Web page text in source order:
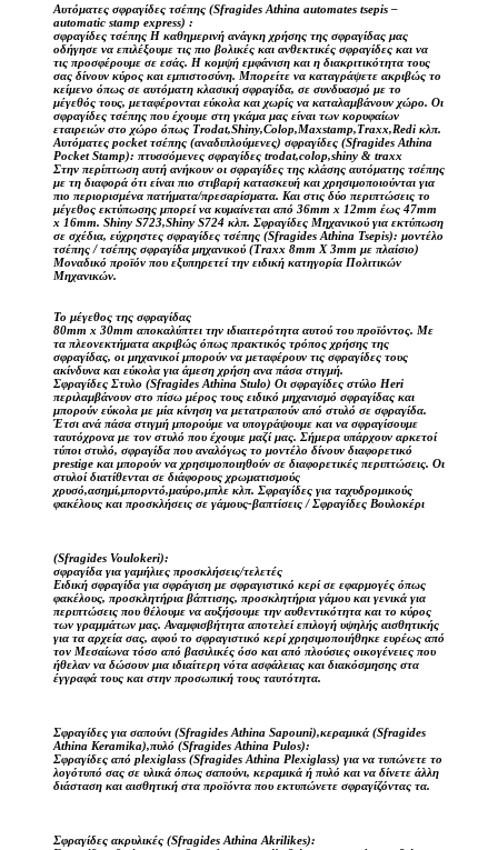
Αυτόματες σφραγίδες τσέπης (Sfragides Athina automates tsepis –
automatic stamp express) :
σφραγίδες τσέπης Η καθημερινή ανάγκη χρήσης της σφραγίδας μας
οδήγησε να επιλέξουμε τις πιο βολικές και ανθεκτικές σφραγίδες και να
τις προσφέρουμε σε εσάς. Η κομψή εμφάνιση και η διακριτικότητα τους
σας δίνουν κύρος και εμπιστοσύνη. Μπορείτε να καταγράψετε ακριβώς το
κείμενο όπως σε αυτόματη κλασική σφραγίδα, σε συνδυασμό με το
μέγεθός τους, μεταφέρονται εύκολα και χωρίς να καταλαμβάνουν χώρο. Οι
σφραγίδες τσέπης που έχουμε στη γκάμα μας είναι των κορυφαίων
εταιρειών στο χώρο όπως Trodat,Shiny,Colop,Maxstamp,Traxx,Redi κλπ.
Αυτόματες pocket τσέπης (αναδιπλούμενες) σφραγίδες (Sfragides Athina
Pocket Stamp): πτυσσόμενες σφραγίδες trodat,colop,shiny & traxx
Στην περίπτωση αυτή ανήκουν οι σφραγίδες της κλάσης αυτόματης τσέπης
με τη διαφορά ότι είναι πιο στιβαρή κατασκευή και χρησιμοποιούνται για
πιο περιορισμένα πατήματα/πρεσαρίσματα. Και στις δύο περιπτώσεις το
μέγεθος εκτύπωσης μπορεί να κυμαίνεται από 36mm x 12mm έως 47mm
x 16mm. Shiny S723,Shiny S724 κλπ. Σφραγίδες Μηχανικού για εκτύπωση
σε σχέδια, εύχρηστες σφραγίδες τσέπης (Sfragides Athina Tsepis): μοντέλο
τσέπης / τσέπης σφραγίδα μηχανικού (Traxx 8mm X 3mm με πλαίσιο)
Μοναδικό προϊόν που εξυπηρετεί την ειδική κατηγορία Πολιτικών
Μηχανικών.
Το μέγεθος της σφραγίδας
80mm x 30mm αποκαλύπτει την ιδιαιτερότητα αυτού του προϊόντος. Με
τα πλεονεκτήματα ακριβώς όπως πρακτικός τρόπος χρήσης της
σφραγίδας, οι μηχανικοί μπορούν να μεταφέρουν τις σφραγίδες τους
ακίνδυνα και εύκολα για άμεση χρήση ανα πάσα στιγμή.
Σφραγίδες Στυλο (Sfragides Athina Stulo) Οι σφραγίδες στύλο Heri
περιλαμβάνουν στο πίσω μέρος τους ειδικό μηχανισμό σφραγίδας και
μπορούν εύκολα με μία κίνηση να μετατραπούν από στυλό σε σφραγίδα.
Έτσι ανά πάσα στιγμή μπορούμε να υπογράψουμε και να σφραγίσουμε
ταυτόχρονα με τον στυλό που έχουμε μαζί μας. Σήμερα υπάρχουν αρκετοί
τύποι στυλό, σφραγίδα που αναλόγως το μοντέλο δίνουν διαφορετικό
prestige και μπορούν να χρησιμοποιηθούν σε διαφορετικές περιπτώσεις. Οι
στυλοί διατίθενται σε διάφορους χρωματισμούς
χρυσό,ασημί,μπορντό,μαύρο,μπλε κλπ. Σφραγίδες για ταχυδρομικούς
φακέλους και προσκλήσεις σε γάμους-βαπτίσεις / Σφραγίδες Βουλοκέρι
(Sfragides Voulokeri):
σφραγίδα για γαμήλιες προσκλήσεις/τελετές
Ειδική σφραγίδα για σφράγιση με σφραγιστικό κερί σε εφαρμογές όπως
φακέλους, προσκλητήρια βάπτισης, προσκλητήρια γάμου και γενικά για
περιπτώσεις που θέλουμε να αυξήσουμε την αυθεντικότητα και το κύρος
των γραμμάτων μας. Αναμφισβήτητα αποτελεί επιλογή υψηλής αισθητικής
για τα αρχεία σας, αφού το σφραγιστικό κερί χρησιμοποιήθηκε ευρέως από
τον Μεσαίωνα τόσο από βασιλικές όσο και από πλούσιες οικογένειες που
ήθελαν να δώσουν μια ιδιαίτερη νότα ασφάλειας και διακόσμησης στα
έγγραφά τους και στην προσωπική τους ταυτότητα.
Σφραγίδες για σαπούνι (Sfragides Athina Sapouni),κεραμικά (Sfragides
Athina Keramika),πυλό (Sfragides Athina Pulos):
Σφραγίδες από plexiglass (Sfragides Athina Plexiglass) για να τυπώνετε το
λογότυπό σας σε υλικά όπως σαπούνι, κεραμικά ή πυλό και να δίνετε άλλη
διάσταση και αισθητική στα προϊόντα που εκτυπώνετε σφραγίζόντας τα.
Σφραγίδες ακρυλικές (Sfragides Athina Akrilikes):